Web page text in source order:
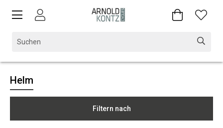
Helm
Filtern nach